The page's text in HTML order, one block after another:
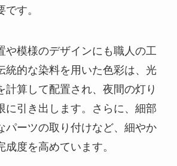
す。
や模様のデザインにも職人の工
統的な染料を用いた色彩は、光
計算して配置され、夜間の灯り
に引き出します。さらに、細部
パーツの取り付けなど、細やか
度を高めています。